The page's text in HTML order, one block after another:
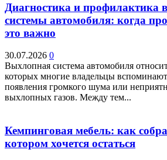
Диагностика и профилактика
системы автомобиля: когда
это важно
30.07.2026 0
Выхлопная система автомобиля
которых многие владельцы
появления громкого шума или
выхлопных газов. Между тем...
Кемпинговая мебель: как
котором хочется остаться